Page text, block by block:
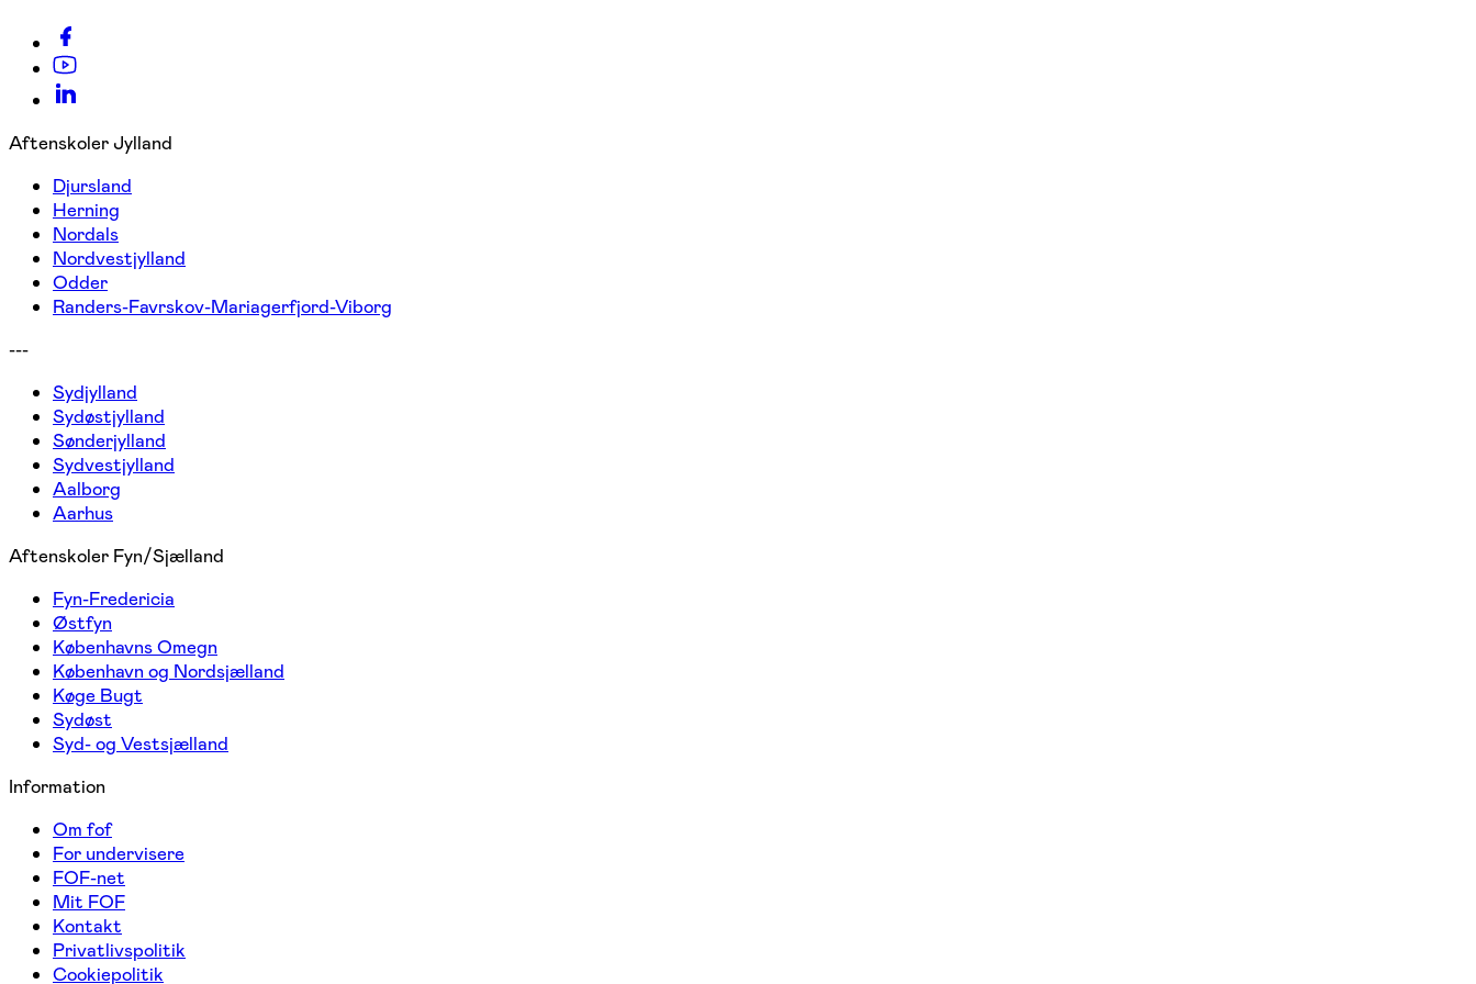
Aftenskoler Jylland
Djursland
Herning
Nordals
Nordvestjylland
Odder
Randers-Favrskov-Mariagerfjord-Viborg
---
Sydjylland
Sydøstjylland
Sønderjylland
Sydvestjylland
Aalborg
Aarhus
Aftenskoler Fyn/Sjælland
Fyn-Fredericia
Østfyn
Københavns Omegn
København og Nordsjælland
Køge Bugt
Sydøst
Syd- og Vestsjælland
Information
Om fof
For undervisere
FOF-net
Mit FOF
Kontakt
Privatlivspolitik
Cookiepolitik